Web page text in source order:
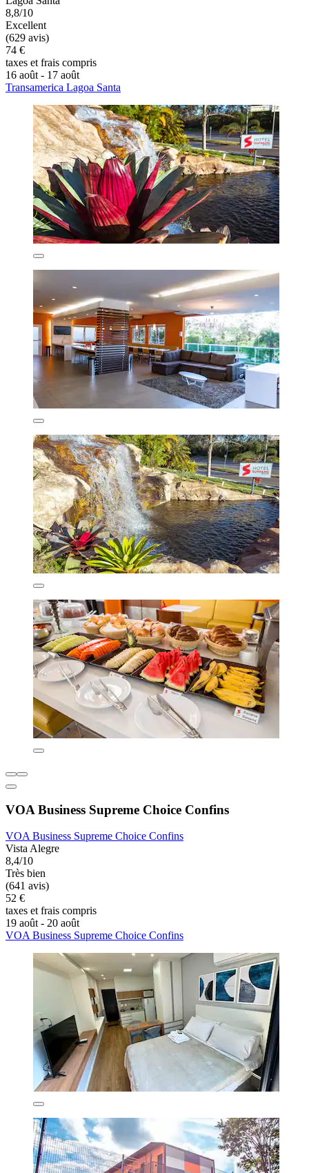
8,8/10
Excellent
(629 avis)
74 €
taxes et frais compris
16 août - 17 août
Transamerica Lagoa Santa
VOA Business Supreme Choice Confins
VOA Business Supreme Choice Confins
Vista Alegre
8,4/10
Très bien
(641 avis)
52 €
taxes et frais compris
19 août - 20 août
VOA Business Supreme Choice Confins